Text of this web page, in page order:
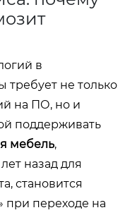
в
требует не только
на ПО, но и
поддерживать
мебель,
назад для
становится
при переходе на